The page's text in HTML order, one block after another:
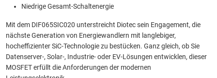
Niedrige Gesamt-Schaltenergie
Mit dem DIF065SIC020 unterstreicht Diotec sein Engagement, die
nächste Generation von Energiewandlern mit langlebiger,
hocheffizienter SiC-Technologie zu bestücken. Ganz gleich, ob Sie
Datenserver-, Solar-, Industrie- oder EV-Lösungen entwicklen, dieser
MOSFET erfüllt die Anforderungen der modernen